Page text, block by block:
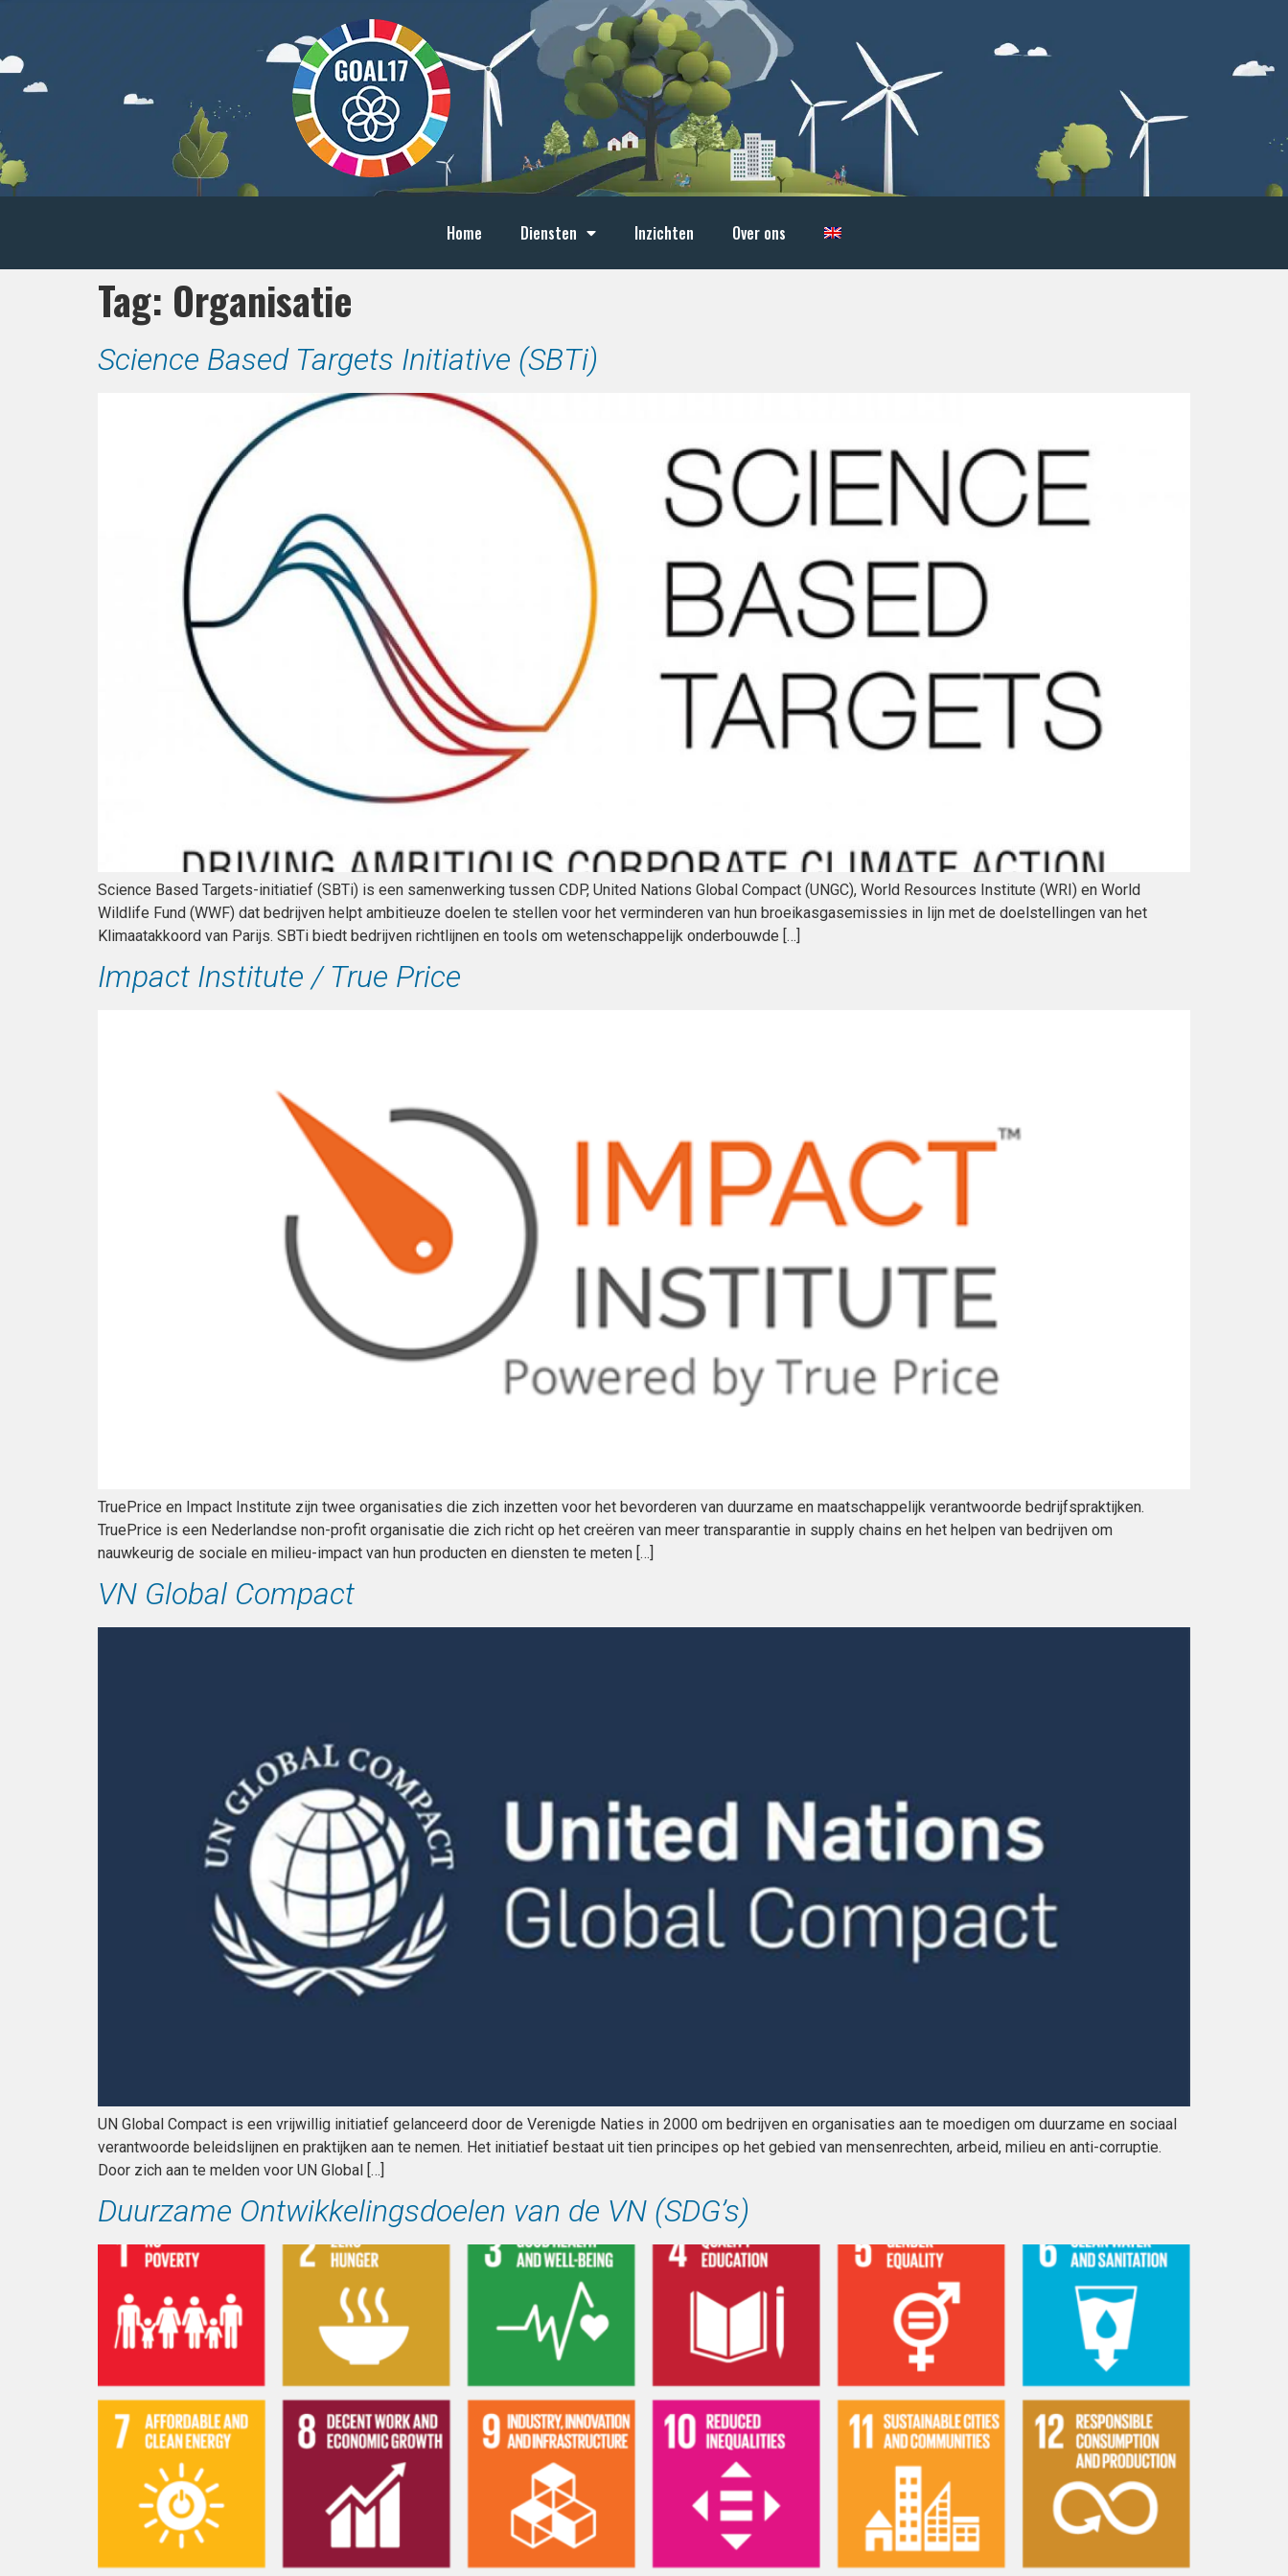
Home Diensten Inzichten Over ons
Tag: Organisatie
Science Based Targets Initiative (SBTi)
Science Based Targets-initiatief (SBTi) is een samenwerking tussen CDP, United Nations Global Compact (UNGC), World Resources Institute (WRI) en World
Wildlife Fund (WWF) dat bedrijven helpt ambitieuze doelen te stellen voor het verminderen van hun broeikasgasemissies in lijn met de doelstellingen van het
Klimaatakkoord van Parijs. SBTi biedt bedrijven richtlijnen en tools om wetenschappelijk onderbouwde […]
Impact Institute / True Price
TruePrice en Impact Institute zijn twee organisaties die zich inzetten voor het bevorderen van duurzame en maatschappelijk verantwoorde bedrijfspraktijken.
TruePrice is een Nederlandse non-profit organisatie die zich richt op het creëren van meer transparantie in supply chains en het helpen van bedrijven om
nauwkeurig de sociale en milieu-impact van hun producten en diensten te meten […]
VN Global Compact
UN Global Compact is een vrijwillig initiatief gelanceerd door de Verenigde Naties in 2000 om bedrijven en organisaties aan te moedigen om duurzame en sociaal
verantwoorde beleidslijnen en praktijken aan te nemen. Het initiatief bestaat uit tien principes op het gebied van mensenrechten, arbeid, milieu en anti-corruptie.
Door zich aan te melden voor UN Global […]
Duurzame Ontwikkelingsdoelen van de VN (SDG’s)